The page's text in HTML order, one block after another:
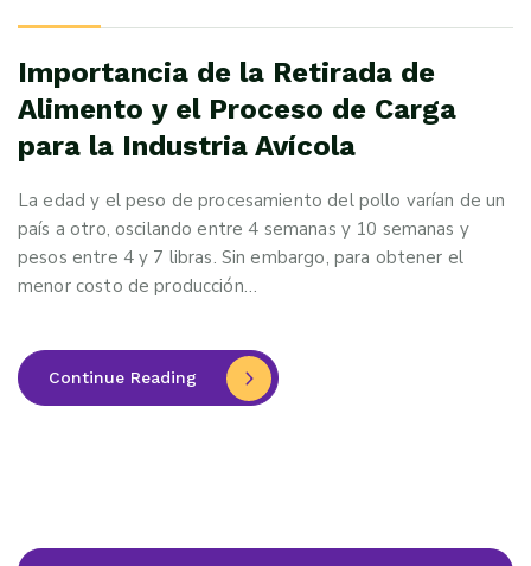
Importancia de la Retirada de
Alimento y el Proceso de Carga
para la Industria Avícola
La edad y el peso de procesamiento del pollo varían de un
país a otro, oscilando entre 4 semanas y 10 semanas y
pesos entre 4 y 7 libras. Sin embargo, para obtener el
menor costo de producción…
Continue Reading